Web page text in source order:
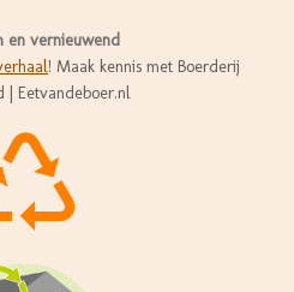
en vernieuwend
! Maak kennis met Boerderij
| Eetvandeboer.nl